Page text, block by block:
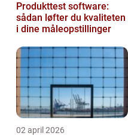
Produkttest software:
sådan løfter du kvaliteten
i dine måleopstillinger
02 april 2026